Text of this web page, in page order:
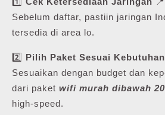
Sebelum daftar, pastiin jaringan
tersedia di area lo.
2️⃣ Pilih Paket Sesuai Kebutuhan
Sesuaikan dengan budget dan
dari paket wifi murah dibawah
high-speed.